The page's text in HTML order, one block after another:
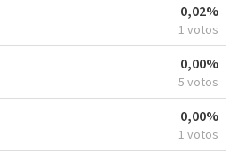
0,02%
1 votos
0,00%
5 votos
0,00%
1 votos